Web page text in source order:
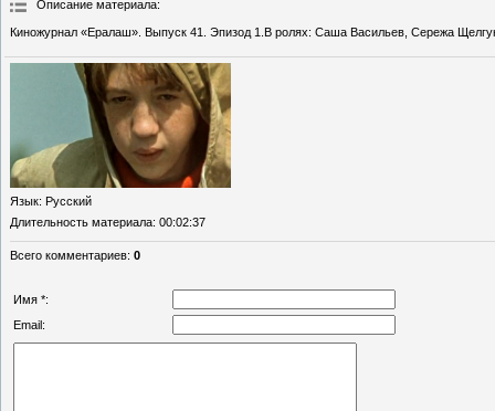
Описание материала:
Киножурнал «Ералаш». Выпуск 41. Эпизод 1.В ролях: Саша Васильев, Сережа
Язык: Русский
Длительность материала: 00:02:37
Всего комментариев: 0
Имя *:
Email: